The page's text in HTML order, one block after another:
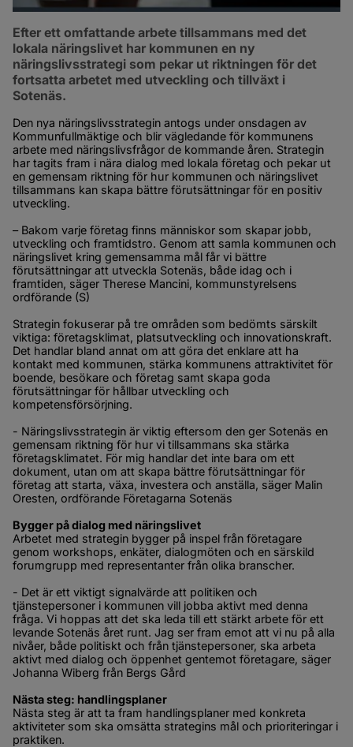
Efter ett omfattande arbete tillsammans med det
lokala näringslivet har kommunen en ny
näringslivsstrategi som pekar ut riktningen för det
fortsatta arbetet med utveckling och tillväxt i
Sotenäs.
Den nya näringslivsstrategin antogs under onsdagen av
Kommunfullmäktige och blir vägledande för kommunens
arbete med näringslivsfrågor de kommande åren. Strategin
har tagits fram i nära dialog med lokala företag och pekar ut
en gemensam riktning för hur kommunen och näringslivet
tillsammans kan skapa bättre förutsättningar för en positiv
utveckling.
– Bakom varje företag finns människor som skapar jobb,
utveckling och framtidstro. Genom att samla kommunen och
näringslivet kring gemensamma mål får vi bättre
förutsättningar att utveckla Sotenäs, både idag och i
framtiden, säger Therese Mancini, kommunstyrelsens
ordförande (S)
Strategin fokuserar på tre områden som bedömts särskilt
viktiga: företagsklimat, platsutveckling och innovationskraft.
Det handlar bland annat om att göra det enklare att ha
kontakt med kommunen, stärka kommunens attraktivitet för
boende, besökare och företag samt skapa goda
förutsättningar för hållbar utveckling och
kompetensförsörjning.
- Näringslivsstrategin är viktig eftersom den ger Sotenäs en
gemensam riktning för hur vi tillsammans ska stärka
företagsklimatet. För mig handlar det inte bara om ett
dokument, utan om att skapa bättre förutsättningar för
företag att starta, växa, investera och anställa, säger Malin
Oresten, ordförande Företagarna Sotenäs
Bygger på dialog med näringslivet
Arbetet med strategin bygger på inspel från företagare
genom workshops, enkäter, dialogmöten och en särskild
forumgrupp med representanter från olika branscher.
- Det är ett viktigt signalvärde att politiken och
tjänstepersoner i kommunen vill jobba aktivt med denna
fråga. Vi hoppas att det ska leda till ett stärkt arbete för ett
levande Sotenäs året runt. Jag ser fram emot att vi nu på alla
nivåer, både politiskt och från tjänstepersoner, ska arbeta
aktivt med dialog och öppenhet gentemot företagare, säger
Johanna Wiberg från Bergs Gård
Nästa steg: handlingsplaner
Nästa steg är att ta fram handlingsplaner med konkreta
aktiviteter som ska omsätta strategins mål och prioriteringar i
praktiken.